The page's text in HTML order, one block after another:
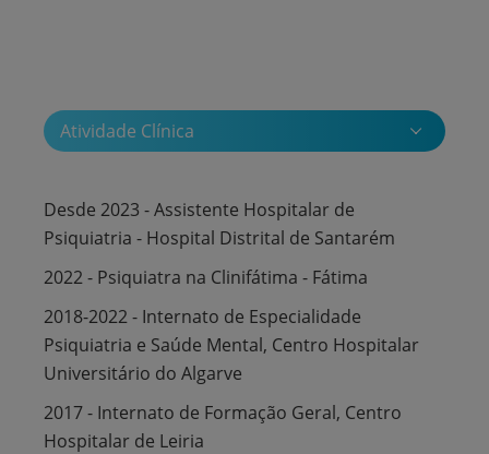
Atividade Clínica
Desde 2023 - Assistente Hospitalar de
Psiquiatria - Hospital Distrital de Santarém
2022 - Psiquiatra na Clinifátima - Fátima
2018-2022 - Internato de Especialidade
Psiquiatria e Saúde Mental, Centro Hospitalar
Universitário do Algarve
2017 - Internato de Formação Geral, Centro
Hospitalar de Leiria